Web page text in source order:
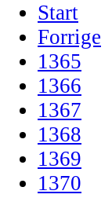
Start
Forrige
1365
1366
1367
1368
1369
1370